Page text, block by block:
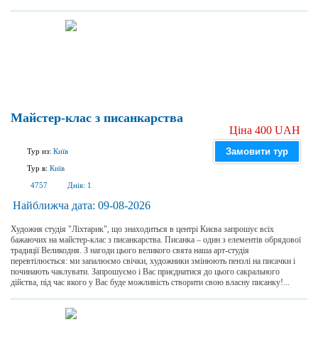
Майстер-клас з писанкарства
Тур из: Київ
Тур в: Київ
4757
Днів: 1
Ціна 400 UAH
Замовити тур
Найближча дата: 09-08-2026
Художня студія "Ліхтарик", що знаходиться в центрі Києва запрошує всіх
бажаючих на майстер-клас з писанкарства. Писанка – один з елементів обрядової
традиції Великодня. З нагоди цього великого свята наша арт-студія
перевтілюється: ми запалюємо свічки, художники змінюють пензлі на писачки і
починають чаклувати. Запрошуємо і Вас приєднатися до цього сакрального
дійства, під час якого у Вас буде можливість створити свою власну писанку!...